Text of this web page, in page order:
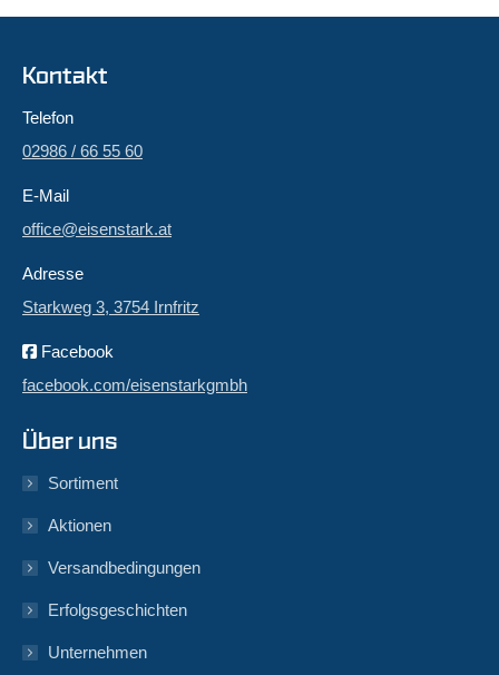
Kontakt
Telefon
02986 / 66 55 60
E-Mail
office@eisenstark.at
Adresse
Starkweg 3, 3754 Irnfritz
Facebook
facebook.com/eisenstarkgmbh
Über uns
Sortiment
Aktionen
Versandbedingungen
Erfolgsgeschichten
Unternehmen